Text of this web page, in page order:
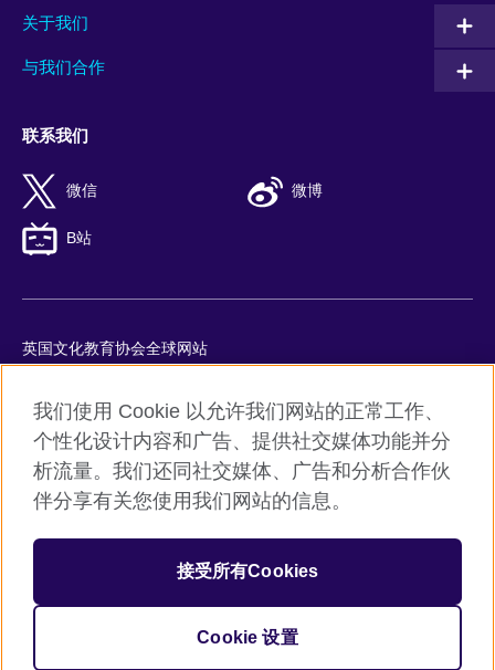
关于我们
与我们合作
联系我们
微信 微博
B站
英国文化教育协会全球网站
Cookie
网站地图
ICP number: 京ICP备10044692号-8
京公网安备11010502045859号
机构注册号：209131 （英格兰与威尔士）SC037733 （苏格兰）
我们使用 Cookie 以允许我们网站的正常工作、
个性化设计内容和广告、提供社交媒体功能并分
析流量。我们还同社交媒体、广告和分析合作伙
伴分享有关您使用我们网站的信息。
接受所有Cookies
Cookie 设置